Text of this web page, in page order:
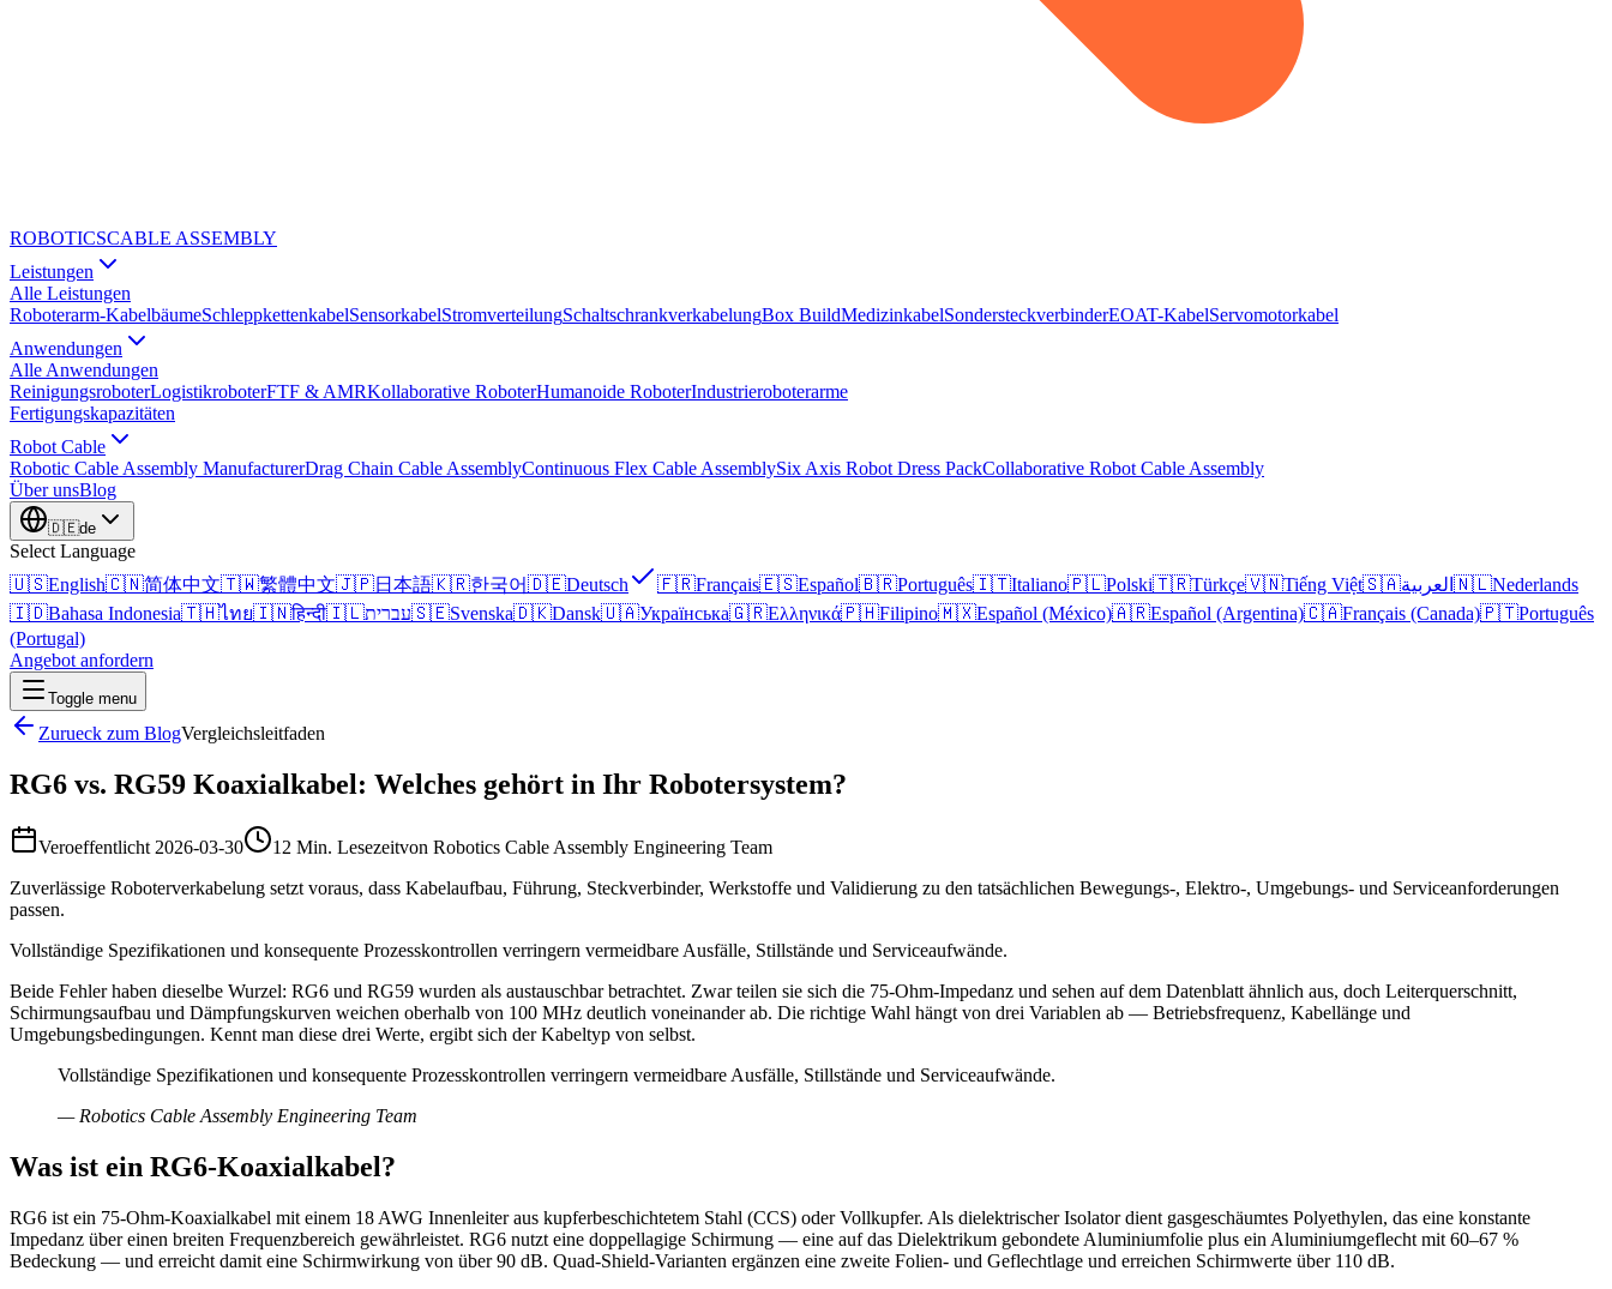
ROBOTICSCABLE ASSEMBLY
Leistungen
Alle Leistungen
Roboterarm-KabelbäumeSchleppkettenkabelSensorkabelStromverteilungSchaltschrankverkabelungBox BuildMedizinkabelSondersteckverbinderEOAT-KabelServomotorkabel
Anwendungen
Alle Anwendungen
ReinigungsroboterLogistikroboterFTF & AMRKollaborative RoboterHumanoide RoboterIndustrieroboterarme
Fertigungskapazitäten
Robot Cable
Robotic Cable Assembly ManufacturerDrag Chain Cable AssemblyContinuous Flex Cable AssemblySix Axis Robot Dress PackCollaborative Robot Cable Assembly
Über unsBlog
🇩🇪de
Select Language
🇺🇸English🇨🇳简体中文🇹🇼繁體中文🇯🇵日本語🇰🇷한국어🇩🇪Deutsch 🇫🇷Français🇪🇸Español🇧🇷Português🇮🇹Italiano🇵🇱Polski🇹🇷Türkçe🇻🇳Tiếng Việt🇸🇦العربية 🇳🇱Nederlands
🇮🇩Bahasa Indonesia🇹🇭ไทย🇮🇳हिन्दी🇮🇱עברית🇸🇪Svenska🇩🇰Dansk🇺🇦Українська🇬🇷Ελληνικά🇵🇭Filipino🇲🇽Español (México)🇦🇷Español (Argentina)🇨🇦Français (Canada)🇵🇹Português
(Portugal)
Angebot anfordern
Toggle menu
Zurueck zum BlogVergleichsleitfaden
RG6 vs. RG59 Koaxialkabel: Welches gehört in Ihr Robotersystem?
Veroeffentlicht 2026-03-30 12 Min. Lesezeitvon Robotics Cable Assembly Engineering Team
Zuverlässige Roboterverkabelung setzt voraus, dass Kabelaufbau, Führung, Steckverbinder, Werkstoffe und Validierung zu den tatsächlichen Bewegungs-, Elektro-, Umgebungs- und Serviceanforderungen
passen.
Vollständige Spezifikationen und konsequente Prozesskontrollen verringern vermeidbare Ausfälle, Stillstände und Serviceaufwände.
Beide Fehler haben dieselbe Wurzel: RG6 und RG59 wurden als austauschbar betrachtet. Zwar teilen sie sich die 75-Ohm-Impedanz und sehen auf dem Datenblatt ähnlich aus, doch Leiterquerschnitt,
Schirmungsaufbau und Dämpfungskurven weichen oberhalb von 100 MHz deutlich voneinander ab. Die richtige Wahl hängt von drei Variablen ab — Betriebsfrequenz, Kabellänge und
Umgebungsbedingungen. Kennt man diese drei Werte, ergibt sich der Kabeltyp von selbst.
Vollständige Spezifikationen und konsequente Prozesskontrollen verringern vermeidbare Ausfälle, Stillstände und Serviceaufwände.
— Robotics Cable Assembly Engineering Team
Was ist ein RG6-Koaxialkabel?
RG6 ist ein 75-Ohm-Koaxialkabel mit einem 18 AWG Innenleiter aus kupferbeschichtetem Stahl (CCS) oder Vollkupfer. Als dielektrischer Isolator dient gasgeschäumtes Polyethylen, das eine konstante
Impedanz über einen breiten Frequenzbereich gewährleistet. RG6 nutzt eine doppellagige Schirmung — eine auf das Dielektrikum gebondete Aluminiumfolie plus ein Aluminiumgeflecht mit 60–67 %
Bedeckung — und erreicht damit eine Schirmwirkung von über 90 dB. Quad-Shield-Varianten ergänzen eine zweite Folien- und Geflechtlage und erreichen Schirmwerte über 110 dB.